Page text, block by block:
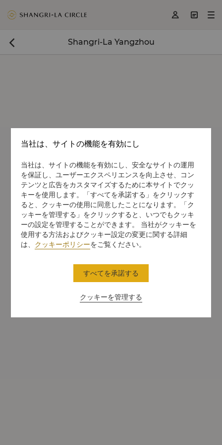
  
 Shangri-La Yangzhou
当社は、サイトの機能を有効にし
当社は、サイトの機能を有効にし、安全なサイトの運用
を保証し、ユーザーエクスペリエンスを向上させ、コン
テンツと広告をカスタマイズするために本サイトでクッ
キーを使用します。「すべてを承諾する」をクリックす
ると、クッキーの使用に同意したことになります。「ク
ッキーを管理する」をクリックすると、いつでもクッキ
ーの設定を管理することができます。 当社がクッキーを
使用する方法およびクッキー設定の変更に関する詳細
は、 クッキーポリシーをご覧ください。
クッキーを管理する
すべてを承諾する